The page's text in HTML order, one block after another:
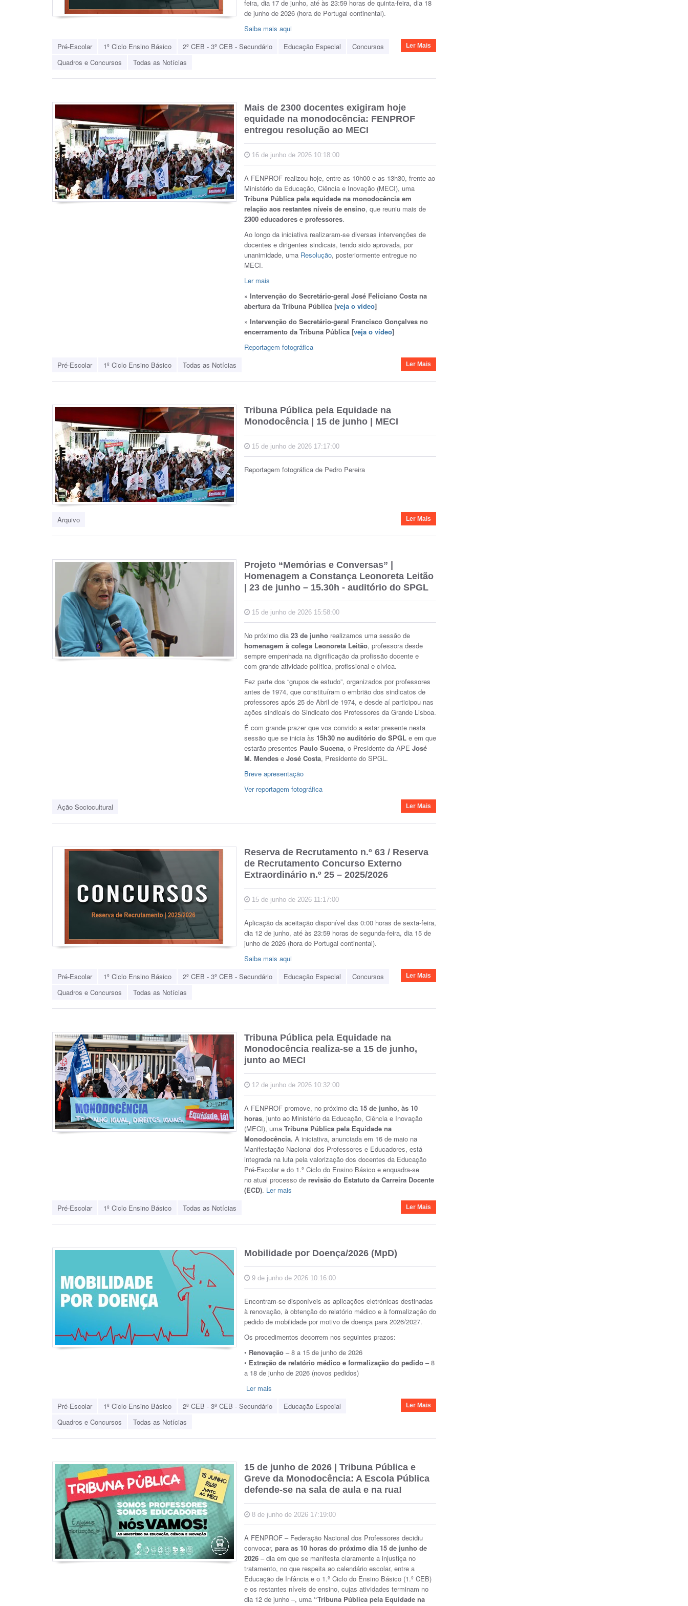
feira, dia 17 de junho, até às 23:59 horas de quinta-feira, dia 18
de junho de 2026 (hora de Portugal continental).
Saiba mais aqui
Pré-Escolar
1º Ciclo Ensino Básico 2º CEB - 3º CEB - Secundário Educação Especial
Concursos
Quadros e Concursos
Todas as Notícias
Ler Mais
Mais de 2300 docentes exigiram hoje
equidade na monodocência: FENPROF
entregou resolução ao MECI
16 de junho de 2026 10:18:00
A FENPROF realizou hoje, entre as 10h00 e as 13h30, frente ao
Ministério da Educação, Ciência e Inovação (MECI), uma
Tribuna Pública pela equidade na monodocência em
relação aos restantes níveis de ensino, que reuniu mais de
2300 educadores e professores.
Ao longo da iniciativa realizaram-se diversas intervenções de
docentes e dirigentes sindicais, tendo sido aprovada, por
unanimidade, uma Resolução, posteriormente entregue no
MECI.
Ler mais
» Intervenção do Secretário-geral José Feliciano Costa na
abertura da Tribuna Pública [veja o vídeo]
» Intervenção do Secretário-geral Francisco Gonçalves no
encerramento da Tribuna Pública [veja o vídeo]
Reportagem fotográfica
Pré-Escolar
1º Ciclo Ensino Básico Todas as Notícias Ler Mais
Tribuna Pública pela Equidade na
Monodocência | 15 de junho | MECI
15 de junho de 2026 17:17:00
Reportagem fotográfica de Pedro Pereira
Arquivo Ler Mais
Projeto “Memórias e Conversas” |
Homenagem a Constança Leonoreta Leitão
| 23 de junho – 15.30h - auditório do SPGL
15 de junho de 2026 15:58:00
No próximo dia 23 de junho realizamos uma sessão de
homenagem à colega Leonoreta Leitão, professora desde
sempre empenhada na dignificação da profissão docente e
com grande atividade política, profissional e cívica.
Fez parte dos “grupos de estudo”, organizados por professores
antes de 1974, que constituíram o embrião dos sindicatos de
professores após 25 de Abril de 1974, e desde aí participou nas
ações sindicais do Sindicato dos Professores da Grande Lisboa.
É com grande prazer que vos convido a estar presente nesta
sessão que se inicia às 15h30 no auditório do SPGL e em que
estarão presentes Paulo Sucena, o Presidente da APE José
M. Mendes e José Costa, Presidente do SPGL.
Breve apresentação
Ver reportagem fotográfica
Ação Sociocultural
Ler Mais
Reserva de Recrutamento n.º 63 / Reserva
de Recrutamento Concurso Externo
Extraordinário n.º 25 – 2025/2026
15 de junho de 2026 11:17:00
Aplicação da aceitação disponível das 0:00 horas de sexta-feira,
dia 12 de junho, até às 23:59 horas de segunda-feira, dia 15 de
junho de 2026 (hora de Portugal continental).
Saiba mais aqui
Pré-Escolar
1º Ciclo Ensino Básico 2º CEB - 3º CEB - Secundário Educação Especial
Concursos
Quadros e Concursos
Todas as Notícias
Ler Mais
Tribuna Pública pela Equidade na
Monodocência realiza-se a 15 de junho,
junto ao MECI
12 de junho de 2026 10:32:00
A FENPROF promove, no próximo dia 15 de junho, às 10
horas, junto ao Ministério da Educação, Ciência e Inovação
(MECI), uma Tribuna Pública pela Equidade na
Monodocência. A iniciativa, anunciada em 16 de maio na
Manifestação Nacional dos Professores e Educadores, está
integrada na luta pela valorização dos docentes da Educação
Pré-Escolar e do 1.º Ciclo do Ensino Básico e enquadra-se
no atual processo de revisão do Estatuto da Carreira Docente
(ECD). Ler mais
Pré-Escolar
1º Ciclo Ensino Básico Todas as Notícias Ler Mais
Mobilidade por Doença/2026 (MpD)
9 de junho de 2026 10:16:00
Encontram-se disponíveis as aplicações eletrónicas destinadas
à renovação, à obtenção do relatório médico e à formalização do
pedido de mobilidade por motivo de doença para 2026/2027.
Os procedimentos decorrem nos seguintes prazos:
• Renovação – 8 a 15 de junho de 2026
• Extração de relatório médico e formalização do pedido – 8
a 18 de junho de 2026 (novos pedidos)
Ler mais
Pré-Escolar
1º Ciclo Ensino Básico 2º CEB - 3º CEB - Secundário
Educação Especial
Quadros e Concursos
Todas as Notícias
Ler Mais
15 de junho de 2026 | Tribuna Pública e
Greve da Monodocência: A Escola Pública
defende-se na sala de aula e na rua!
8 de junho de 2026 17:19:00
A FENPROF – Federação Nacional dos Professores decidiu
convocar, para as 10 horas do próximo dia 15 de junho de
2026 – dia em que se manifesta claramente a injustiça no
tratamento, no que respeita ao calendário escolar, entre a
Educação de Infância e o 1.º Ciclo do Ensino Básico (1.º CEB)
e os restantes níveis de ensino, cujas atividades terminam no
dia 12 de junho –, uma “Tribuna Pública pela Equidade na